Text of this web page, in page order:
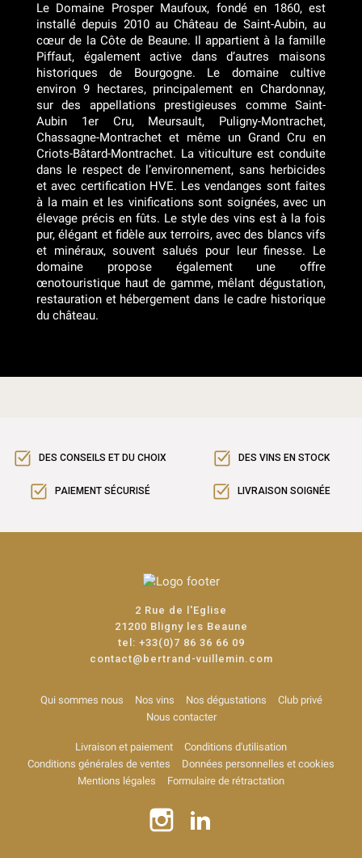
Le Domaine Prosper Maufoux, fondé en 1860, est
installé depuis 2010 au Château de Saint-Aubin, au
cœur de la Côte de Beaune. Il appartient à la famille
Piffaut, également active dans d’autres maisons
historiques de Bourgogne. Le domaine cultive
environ 9 hectares, principalement en Chardonnay,
sur des appellations prestigieuses comme Saint-
Aubin 1er Cru, Meursault, Puligny-Montrachet,
Chassagne-Montrachet et même un Grand Cru en
Criots-Bâtard-Montrachet. La viticulture est conduite
dans le respect de l’environnement, sans herbicides
et avec certification HVE. Les vendanges sont faites
à la main et les vinifications sont soignées, avec un
élevage précis en fûts. Le style des vins est à la fois
pur, élégant et fidèle aux terroirs, avec des blancs vifs
et minéraux, souvent salués pour leur finesse. Le
domaine propose également une offre
œnotouristique haut de gamme, mêlant dégustation,
restauration et hébergement dans le cadre historique
du château.
DES CONSEILS ET DU CHOIX DES VINS EN STOCK
PAIEMENT SÉCURISÉ LIVRAISON SOIGNÉE
2 Rue de l'Eglise
21200 Bligny les Beaune
tel: +33(0)7 86 36 66 09
contact@bertrand-vuillemin.com
Qui sommes nous Nos vins Nos dégustations
Club privé
Nous contacter
Livraison et paiement
Conditions d'utilisation
Conditions générales de ventes
Données personnelles et cookies
Mentions légales
Formulaire de rétractation